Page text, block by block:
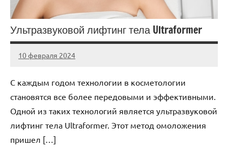
Ультразвуковой лифтинг тела Ultraformer
10 февраля 2024
Avtor
Нет
С каждым годом технологии в косметологии
становятся все более передовыми и эффективными.
Одной из таких технологий является ультразвуковой
лифтинг тела Ultraformer. Этот метод омоложения
пришел […]